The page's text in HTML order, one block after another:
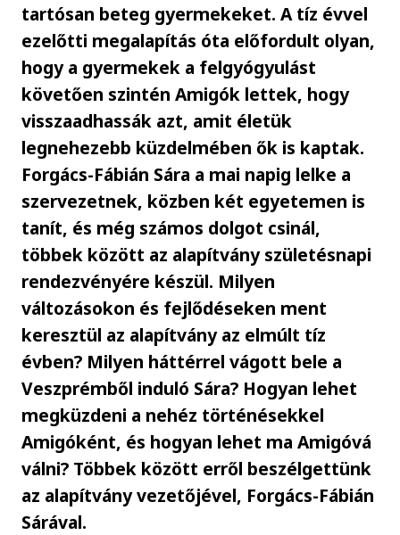
tartósan beteg gyermekeket. A tíz évvel
ezelőtti megalapítás óta előfordult olyan,
hogy a gyermekek a felgyógyulást
követően szintén Amigók lettek, hogy
visszaadhassák azt, amit életük
legnehezebb küzdelmében ők is kaptak.
Forgács-Fábián Sára a mai napig lelke a
szervezetnek, közben két egyetemen is
tanít, és még számos dolgot csinál,
többek között az alapítvány születésnapi
rendezvényére készül. Milyen
változásokon és fejlődéseken ment
keresztül az alapítvány az elmúlt tíz
évben? Milyen háttérrel vágott bele a
Veszprémből induló Sára? Hogyan lehet
megküzdeni a nehéz történésekkel
Amigóként, és hogyan lehet ma Amigóvá
válni? Többek között erről beszélgettünk
az alapítvány vezetőjével, Forgács-Fábián
Sárával.